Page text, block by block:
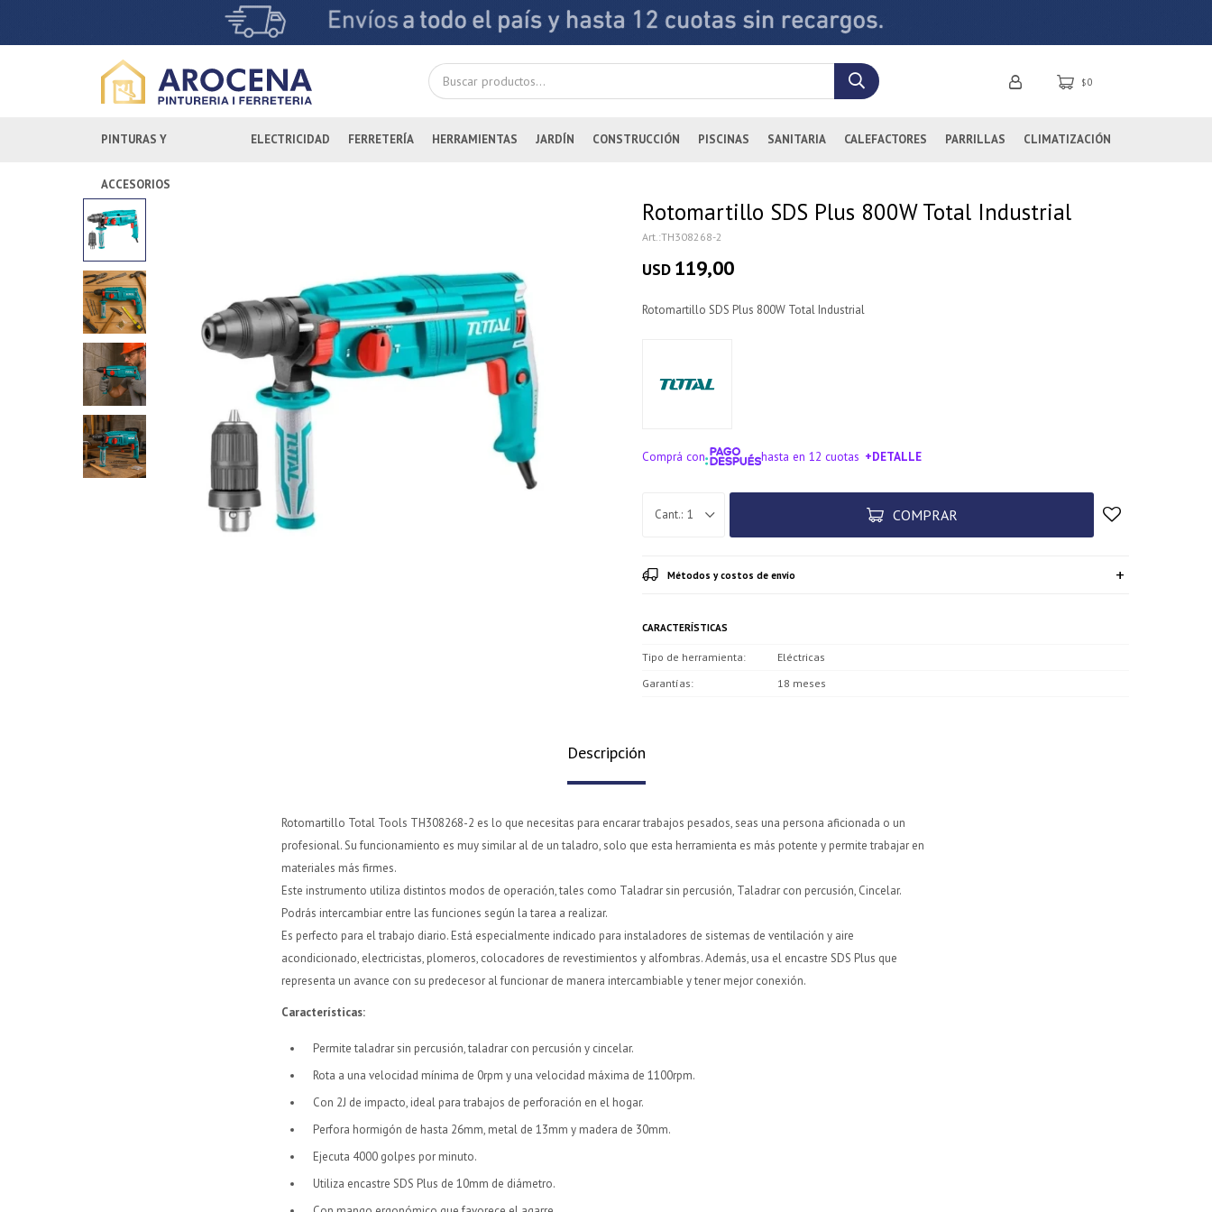
PINTURAS Y
ACCESORIOS
ELECTRICIDAD FERRETERÍA HERRAMIENTAS JARDÍN CONSTRUCCIÓN PISCINAS SANITARIA CALEFACTORES PARRILLAS CLIMATIZACIÓN
$0
Rotomartillo SDS Plus 800W Total Industrial
TH308268-2
USD 119,00
Rotomartillo SDS Plus 800W Total Industrial
Comprá con hasta en 12 cuotas +DETALLE
¡ME INTERESA!
1 COMPRAR
Métodos y costos de envío
CARACTERÍSTICAS
Tipo de herramienta
Eléctricas
Garantías
18 meses
Descripción
Rotomartillo Total Tools TH308268-2 es lo que necesitas para encarar trabajos pesados, seas una persona aficionada o un
profesional. Su funcionamiento es muy similar al de un taladro, solo que esta herramienta es más potente y permite trabajar en
materiales más firmes.
Este instrumento utiliza distintos modos de operación, tales como Taladrar sin percusión, Taladrar con percusión, Cincelar.
Podrás intercambiar entre las funciones según la tarea a realizar.
Es perfecto para el trabajo diario. Está especialmente indicado para instaladores de sistemas de ventilación y aire
acondicionado, electricistas, plomeros, colocadores de revestimientos y alfombras. Además, usa el encastre SDS Plus que
representa un avance con su predecesor al funcionar de manera intercambiable y tener mejor conexión.
Características:
Permite taladrar sin percusión, taladrar con percusión y cincelar.
Rota a una velocidad mínima de 0rpm y una velocidad máxima de 1100rpm.
Con 2J de impacto, ideal para trabajos de perforación en el hogar.
Perfora hormigón de hasta 26mm, metal de 13mm y madera de 30mm.
Ejecuta 4000 golpes por minuto.
Utiliza encastre SDS Plus de 10mm de diámetro.
Comprá ahora y Pagá
Después, hasta en 12
tarjeta de crédito
¡Sumate a la forma más ágil de comprar!
* sujeto aprobación crediticia.
Verifica si estás calificado para comprar con Pago
Cédula de identidad
Fecha de nacimiento
Estás calificado para comprar usando Pago Después.
Elegí tus productos preferidos
Elegís Pago Después como metodo de pago
Ups!
inconveniente, por cualquier duda contactanos
enpreguntas@pagodespues.com.uy
¡Algo salió mal!
Comprá ahora y Pagá
Después, hasta en 12
tarjeta de crédito
¡Sumate a la forma más ágil de comprar!
* sujeto aprobación crediticia.
Verifica si estás calificado para comprar con Pago
Cédula de identidad
Fecha de nacimiento
Estás calificado para comprar usando Pago Después.
Elegí tus productos preferidos
Elegís Pago Después como metodo de pago
Ups!
inconveniente, por cualquier duda contactanos
enpreguntas@pagodespues.com.uy
¡Algo salió mal!